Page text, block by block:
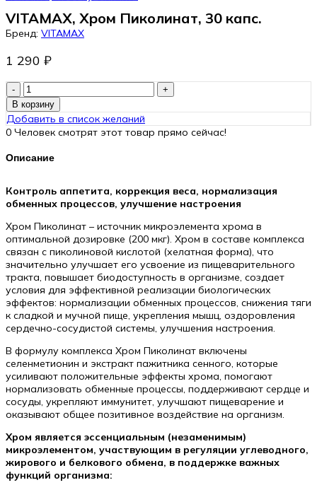
VITAMAX, Хром Пиколинат, 30 капс.
Бренд: VITAMAX
1 290 ₽
Количество
товара
VITAMAX,
Хром
Пиколинат,
капс.
В корзину
Добавить в список желаний
0 Человек смотрят этот товар прямо сейчас!
Описание
Контроль аппетита, коррекция веса, нормализация
обменных процессов, улучшение настроения
Хром Пиколинат – источник микроэлемента хрома в
оптимальной дозировке (200 мкг). Хром в составе комплекса
связан с пиколиновой кислотой (хелатная форма), что
значительно улучшает его усвоение из пищеварительного
тракта, повышает биодоступность в организме, создает
условия для эффективной реализации биологических
эффектов: нормализации обменных процессов, снижения тяги
к сладкой и мучной пище, укрепления мышц, оздоровления
сердечно-сосудистой системы, улучшения настроения.
В формулу комплекса Хром Пиколинат включены
селенметионин и экстракт пажитника сенного, которые
усиливают положительные эффекты хрома, помогают
нормализовать обменные процессы, поддерживают сердце и
сосуды, укрепляют иммунитет, улучшают пищеварение и
оказывают общее позитивное воздействие на организм.
Хром является эссенциальным (незаменимым)
микроэлементом, участвующим в регуляции углеводного,
жирового и белкового обмена, в поддержке важных
функций организма: